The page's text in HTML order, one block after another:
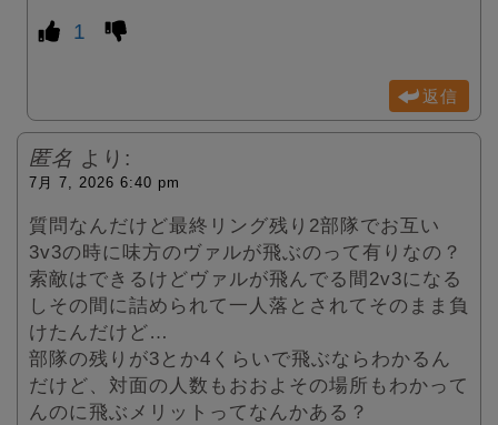
1
返信
匿名 より:
7月 7, 2026 6:40 pm
質問なんだけど最終リング残り2部隊でお互い
3v3の時に味方のヴァルが飛ぶのって有りなの？
索敵はできるけどヴァルが飛んでる間2v3になる
しその間に詰められて一人落とされてそのまま負
けたんだけど…
部隊の残りが3とか4くらいで飛ぶならわかるん
だけど、対面の人数もおおよその場所もわかって
んのに飛ぶメリットってなんかある？